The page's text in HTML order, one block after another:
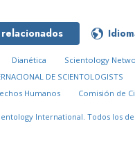
Dianética Scientology
DE SCIENTOLOGISTS
Humanos
Comisión de
International. Todos los